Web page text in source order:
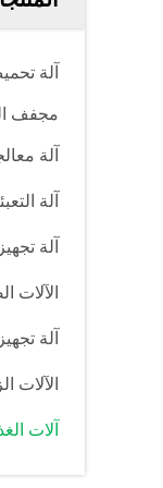
آلة
مجفف
آلة
آلة
آلة
الآلات
آلة
الآلات
آلات